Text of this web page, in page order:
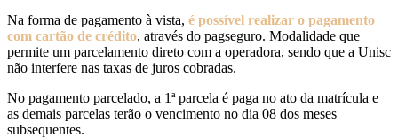
Na forma de pagamento à vista, é possível realizar o pagamento
com cartão de crédito, através do pagseguro. Modalidade que
permite um parcelamento direto com a operadora, sendo que a Unisc
não interfere nas taxas de juros cobradas.
No pagamento parcelado, a 1ª parcela é paga no ato da matrícula e
as demais parcelas terão o vencimento no dia 08 dos meses
subsequentes.